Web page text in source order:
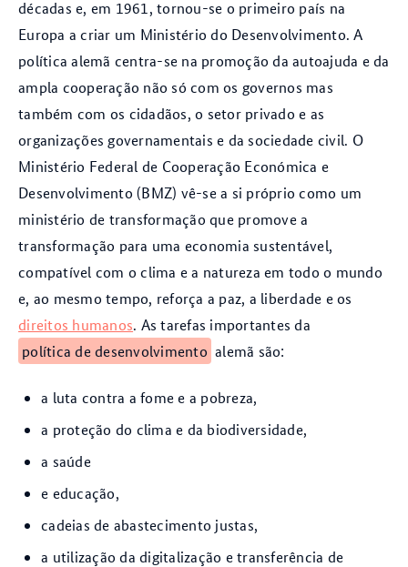
décadas e, em 1961, tornou-se o primeiro país na
Europa a criar um Ministério do Desenvolvimento. A
política alemã centra-se na promoção da autoajuda e da
ampla cooperação não só com os governos mas
também com os cidadãos, o setor privado e as
organizações governamentais e da sociedade civil. O
Ministério Federal de Cooperação Económica e
Desenvolvimento (BMZ) vê-se a si próprio como um
ministério de transformação que promove a
transformação para uma economia sustentável,
compatível com o clima e a natureza em todo o mundo
e, ao mesmo tempo, reforça a paz, a liberdade e os
direitos humanos. As tarefas importantes da
política de desenvolvimento alemã são:
a luta contra a fome e a pobreza,
a proteção do clima e da biodiversidade,
a saúde
e educação,
cadeias de abastecimento justas,
a utilização da digitalização e transferência de